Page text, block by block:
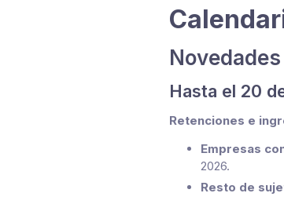
Hasta el 20
Retenciones e
Empresas
2026.
Resto de